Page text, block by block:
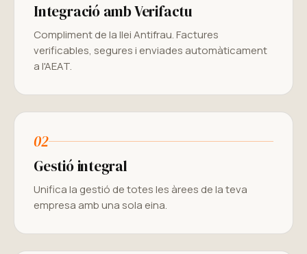
Integració amb Verifactu
Compliment de la llei Antifrau. Factures
verificables, segures i enviades automàticament
a l'AEAT.
02
Gestió integral
Unifica la gestió de totes les àrees de la teva
empresa amb una sola eina.